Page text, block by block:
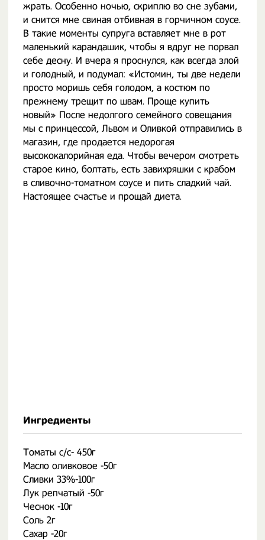
жрать. Особенно ночью, скриплю во сне зубами,
и снится мне свиная отбивная в горчичном соусе.
В такие моменты супруга вставляет мне в рот
маленький карандашик, чтобы я вдруг не порвал
себе десну. И вчера я проснулся, как всегда злой
и голодный, и подумал: «Истомин, ты две недели
просто моришь себя голодом, а костюм по
прежнему трещит по швам. Проще купить
новый» После недолгого семейного совещания
мы с принцессой, Львом и Оливкой отправились в
магазин, где продается недорогая
высококалорийная еда. Чтобы вечером смотреть
старое кино, болтать, есть завихряшки с крабом
в сливочно-томатном соусе и пить сладкий чай.
Настоящее счастье и прощай диета.
Ингредиенты
Томаты с/с- 450г
Масло оливковое -50г
Сливки 33%-100г
Лук репчатый -50г
Чеснок -10г
Соль 2г
Сахар -20г